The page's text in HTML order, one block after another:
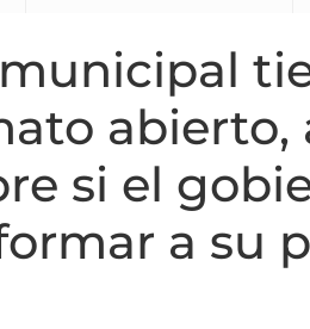
si el
a su